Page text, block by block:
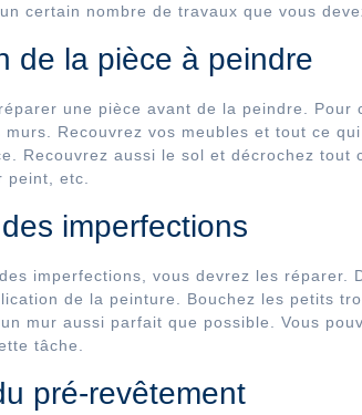
certain nombre de travaux que vous
de la pièce à peindre
une pièce avant de la peindre. Pour
murs. Recouvrez vos meubles et tout ce
Recouvrez aussi le sol et décrochez tout
peint, etc.
imperfections
imperfections, vous devrez les réparer.
de la peinture. Bouchez les petits
mur aussi parfait que possible. Vous
tâche.
pré-revêtement